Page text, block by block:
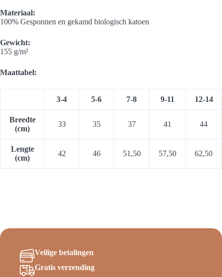
Materiaal:
100% Gesponnen en gekamd biologisch katoen
Gewicht:
155 g/m²
Maattabel:
3-4 5-6 7-8 9-11 12-14
Breedte
(cm)
33 35 37 41 44
Lengte
(cm)
42 46 51,50 57,50 62,50
Veilige betalingen
Gratis verzending